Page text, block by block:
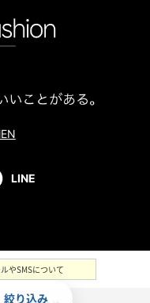
絞り込み
LINE
やSMSについて